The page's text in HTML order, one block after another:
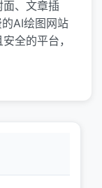
面、文章插
AI绘图网站
全的平台，